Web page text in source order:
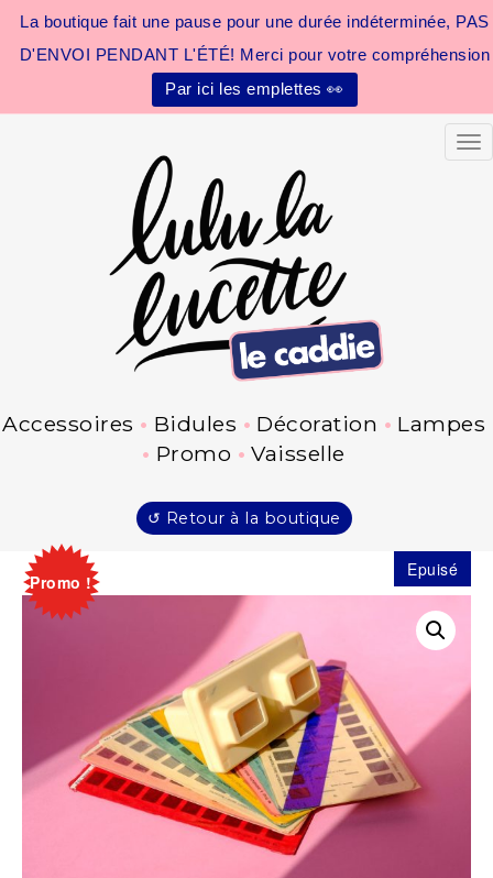
La boutique fait une pause pour une durée indéterminée, PAS
D'ENVOI PENDANT L'ÉTÉ! Merci pour votre compréhension
Par ici les emplettes 👀
Accessoires Bidules Décoration
Lampes
Promo
Vaisselle
↺ Retour à la boutique
Promo !
Epuisé